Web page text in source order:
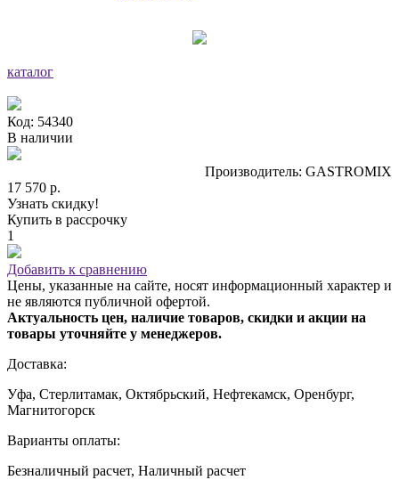
каталог
Код: 54340
В наличии
Производитель: GASTROMIX
17 570 р.
Узнать скидку!
Купить в рассрочку
1
Добавить к сравнению
Цены, указанные на сайте, носят информационный характер и
не являются публичной офертой.
Актуальность цен, наличие товаров, скидки и акции на
товары уточняйте у менеджеров.
Доставка:
Уфа, Стерлитамак, Октябрьский, Нефтекамск, Оренбург,
Магнитогорск
Варианты оплаты:
Безналичный расчет, Наличный расчет